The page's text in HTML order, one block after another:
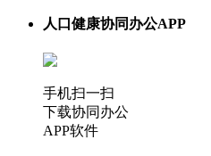
人口健康协同办公APP
手机扫一扫
下载协同办公
APP软件